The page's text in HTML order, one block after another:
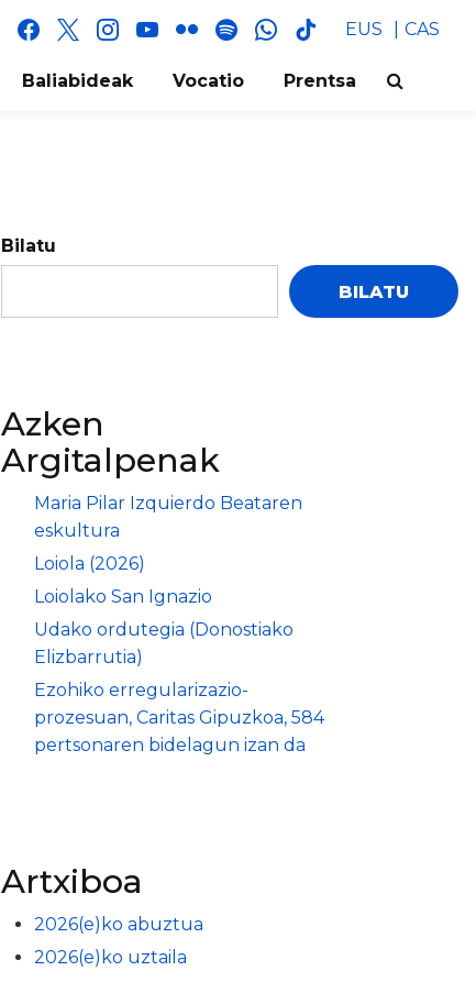
facebook
x instagram
youtube
flickr spotifywhatsapp
tik
EUS CAS
Baliabideak Vocatio Prentsa
Bilatu
BILATU
Azken
Argitalpenak
Maria Pilar Izquierdo Beataren
eskultura
Loiola (2026)
Loiolako San Ignazio
Udako ordutegia (Donostiako
Elizbarrutia)
Ezohiko erregularizazio-
prozesuan, Caritas Gipuzkoa, 584
pertsonaren bidelagun izan da
Artxiboa
2026(e)ko abuztua
2026(e)ko uztaila